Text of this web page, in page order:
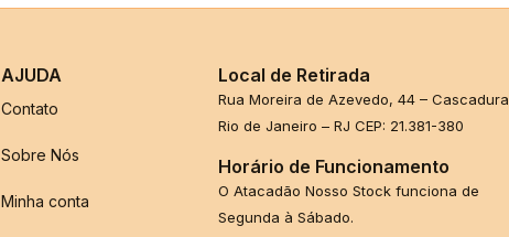
AJUDA
Contato
Sobre Nós
Minha conta
Local de Retirada
Rua Moreira de Azevedo, 44 – Cascadura
Rio de Janeiro – RJ CEP: 21.381-380
Horário de Funcionamento
O Atacadão Nosso Stock funciona de
Segunda à Sábado.